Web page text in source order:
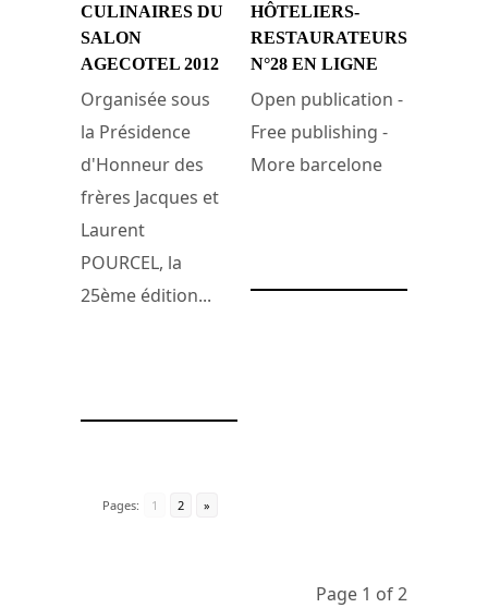
CULINAIRES DU
SALON
AGECOTEL 2012
Organisée sous
la Présidence
d'Honneur des
frères Jacques et
Laurent
POURCEL, la
25ème édition...
HÔTELIERS-
RESTAURATEURS
N°28 EN LIGNE
Open publication -
Free publishing -
More barcelone
Pages: 1 2 »
Page 1 of 2